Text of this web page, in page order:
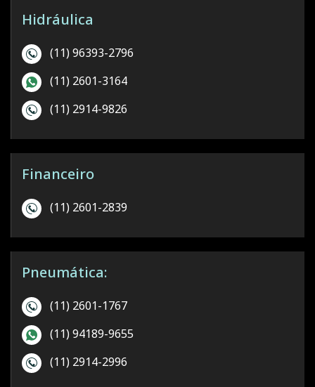
Hidráulica
(11) 96393-2796
(11) 2601-3164
(11) 2914-9826
Financeiro
(11) 2601-2839
Pneumática:
(11) 2601-1767
(11) 94189-9655
(11) 2914-2996